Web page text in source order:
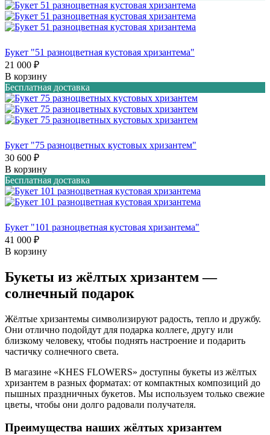
Букет "51 разноцветная кустовая хризантема"
21 000 ₽
В корзину
Бесплатная доставка
Букет "75 разноцветных кустовых хризантем"
30 600 ₽
В корзину
Бесплатная доставка
Букет "101 разноцветная кустовая хризантема"
41 000 ₽
В корзину
Букеты из жёлтых хризантем —
солнечный подарок
Жёлтые хризантемы символизируют радость, тепло и дружбу.
Они отлично подойдут для подарка коллеге, другу или
близкому человеку, чтобы поднять настроение и подарить
частичку солнечного света.
В магазине «KHES FLOWERS» доступны букеты из жёлтых
хризантем в разных форматах: от компактных композиций до
пышных праздничных букетов. Мы используем только свежие
цветы, чтобы они долго радовали получателя.
Преимущества наших жёлтых хризантем